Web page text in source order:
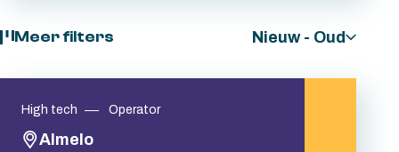
Meer filters Nieuw - Oud
High tech Operator
Almelo